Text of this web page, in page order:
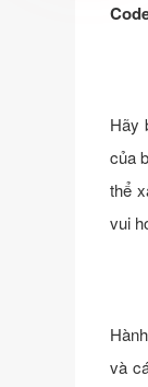
Hãy
của
thể
vui
và